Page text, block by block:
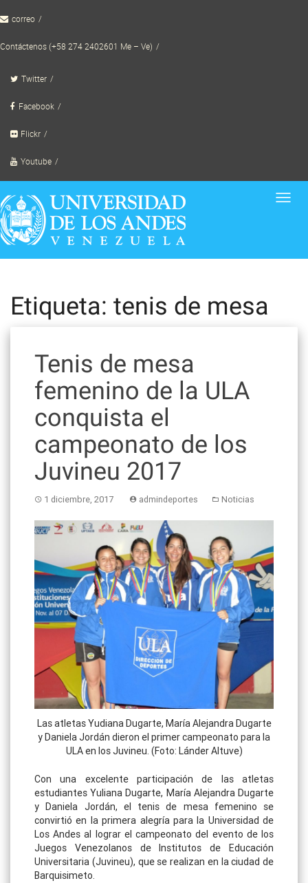
to correo
Contáctenos (+58 274 2402601 Me – Ve)
Twitter
Facebook
Flickr
Youtube
Etiqueta: tenis de mesa
Tenis de mesa
femenino de la ULA
conquista el
campeonato de los
Juvineu 2017
1 diciembre, 2017 admindeportes Noticias
Las atletas Yudiana Dugarte, María Alejandra Dugarte
y Daniela Jordán dieron el primer campeonato para la
ULA en los Juvineu. (Foto: Lánder Altuve)
Con una excelente participación de las atletas
estudiantes Yuliana Dugarte, María Alejandra Dugarte
y Daniela Jordán, el tenis de mesa femenino se
convirtió en la primera alegría para la Universidad de
Los Andes al lograr el campeonato del evento de los
Juegos Venezolanos de Institutos de Educación
Universitaria (Juvineu), que se realizan en la ciudad de
Barquisimeto.